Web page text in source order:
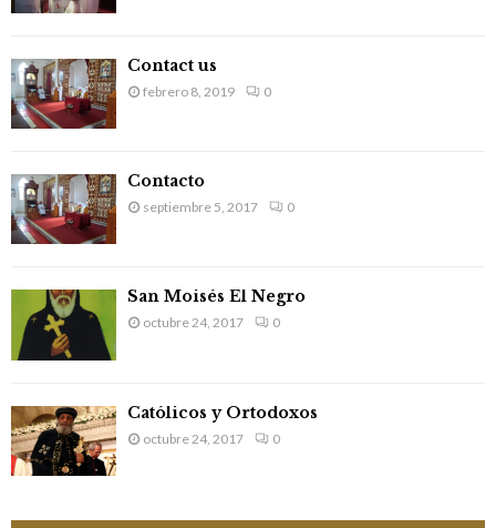
:
Contact us
febrero 8, 2019 0
Contacto
septiembre 5, 2017 0
San Moisés El Negro
octubre 24, 2017 0
Católicos y Ortodoxos
octubre 24, 2017 0